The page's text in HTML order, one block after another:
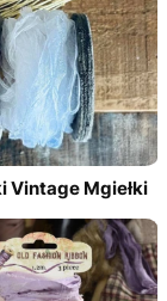
Vintage Mgiełki